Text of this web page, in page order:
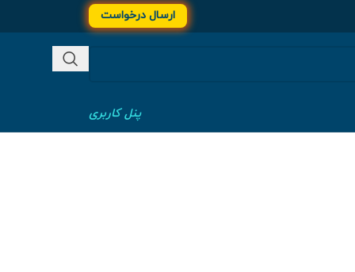
ارسال درخواست
پنل کاربری